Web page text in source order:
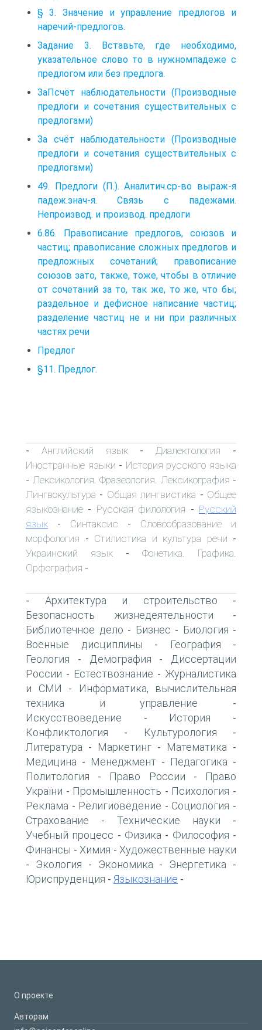
§ 3. Значение и управление предлогов и
наречий-предлогов.
Задание 3. Вставьте, где необходимо,
указательное слово то в нужномпадеже с
предлогом или без предлога.
ЗаПсчёт наблюдательности (Производные
предлоги и сочетания существительных с
предлогами)
За счёт наблюдательности (Производные
предлоги и сочетания существительных с
предлогами)
49. Предлоги (П.). Аналитич.ср-во выраж-я
падеж.знач-я. Связь с падежами.
Непроизвод. и производ. предлоги
6.86. Правописание предлогов, союзов и
частиц; правописание сложных предлогов и
предложных сочетаний; правописание
союзов зато, также, тоже, чтобы в отличие
от сочетаний за то, так же, то же, что бы;
раздельное и дефисное написание частиц;
разделение частиц не и ни при различных
частях речи
Предлог
§11. Предлог.
- Английский язык- Диалектология -
Иностранные языки - История русского языка
- Лексикология. Фразеология. Лексикография -
Лингвокультура - Общая лингвистика - Общее
языкознание - Русская филология - Русский
язык - Синтаксис - Словообразование и
морфология - Стилистика и культура речи -
Украинский язык - Фонетика. Графика.
Орфография -
- Архитектура и строительство -
Безопасность жизнедеятельности -
Библиотечное дело - Бизнес - Биология -
Военные дисциплины - География -
Геология - Демография -
Диссертации
России - Естествознание - Журналистика
и СМИ -
Информатика, вычислительная
техника и управление -
Искусствоведение - История -
Конфликтология - Культурология -
Литература - Маркетинг - Математика -
Медицина - Менеджмент - Педагогика -
Политология - Право России -
Право
України - Промышленность - Психология -
Реклама - Религиоведение - Социология -
Страхование - Технические науки -
Учебный процесс - Физика - Философия -
Финансы - Химия - Художественные науки
- Экология - Экономика - Энергетика -
Юриспруденция - Языкознание -
О проекте
Авторам